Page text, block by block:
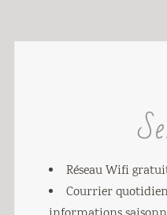
Réseau Wifi
Courrier